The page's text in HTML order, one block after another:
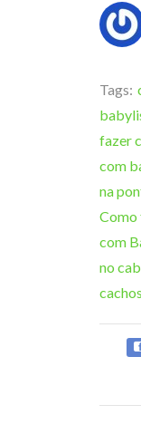
Tags:
fazer
com
na
Como
com
no